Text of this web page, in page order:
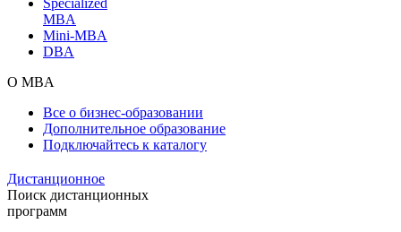
MBA
Mini-MBA
DBA
О MBA
Все о бизнес-образовании
Дополнительное образование
Подключайтесь к каталогу
Дистанционное
Поиск дистанционных
программ